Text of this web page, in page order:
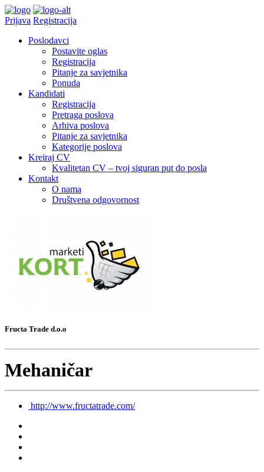
Prijava Registracija
Poslodavci
Postavite oglas
Registracija
Pitanje za savjetnika
Ponuda
Kandidati
Registracija
Pretraga poslova
Arhiva poslova
Pitanje za savjetnika
Kategorije poslova
Kreiraj CV
Kvalitetan CV – tvoj siguran put do posla
Kontakt
O nama
Društvena odgovornost
Fructa Trade d.o.o
Mehaničar
http://www.fructatrade.com/